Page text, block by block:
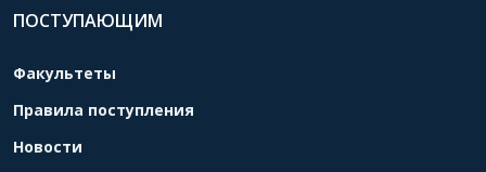
ПОСТУПАЮЩИМ
Факультеты
Правила поступления
Новости